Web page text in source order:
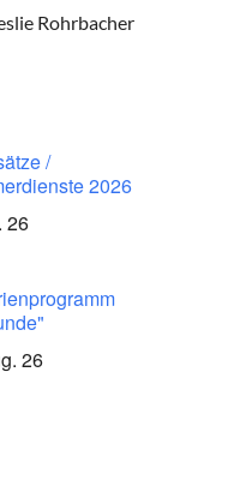
Rohrbacher
/
2026
26
26